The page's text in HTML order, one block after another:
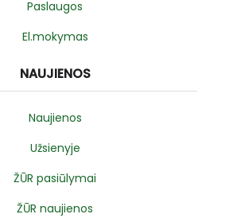
Paslaugos
El.mokymas
NAUJIENOS
Naujienos
Užsienyje
ŽŪR pasiūlymai
ŽŪR naujienos